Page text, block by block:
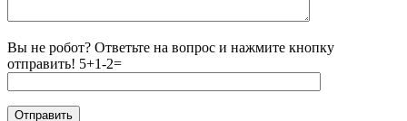
Вы не робот? Ответьте на вопрос и нажмите кнопку
отправить! 5+1-2=